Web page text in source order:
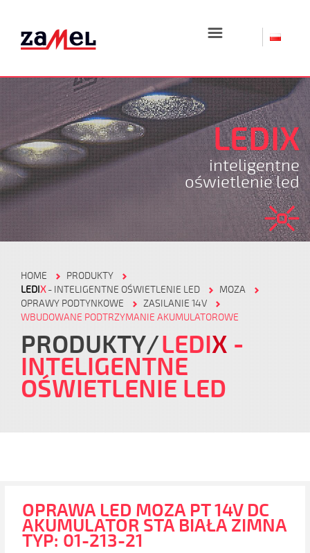
☰
LEDIX
inteligentne
oświetlenie led
HOME
PRODUKTY
LEDIX- INTELIGENTNE OŚWIETLENIE LED
MOZA
OPRAWY PODTYNKOWE
ZASILANIE 14V
WBUDOWANE PODTRZYMANIE AKUMULATOROWE
PRODUKTY LEDIX -
INTELIGENTNE
OŚWIETLENIE LED
OPRAWA LED MOZA PT 14V DC
AKUMULATOR STA BIAŁA ZIMNA
TYP: 01-213-21